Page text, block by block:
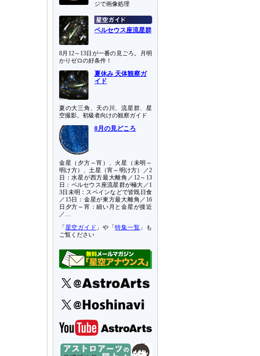
ジで画像処理
ペルセウス座流星群
8月12～13日が一番の見ごろ。月明
かりゼロの好条件！
夏休み 天体観察ガ
イド
夏の大三角、天の川、流星群、星
空撮影。初級者向けの観察ガイド
8月の見どころ
金星（夕方～宵）、火星（未明～
明け方）、土星（宵～明け方）／2
日：水星が西方最大離角／12～13
日：ペルセウス座流星群が極大／1
3日未明：スペインなどで皆既日食
／15日：金星が東方最大離角／16
日夕方～宵：細い月と金星が接近
／…
「 星空ガイド 」や「特集一覧 」も
ご覧ください